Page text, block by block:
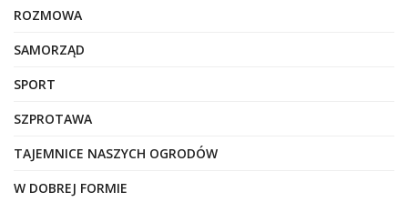
ROZMOWA
SAMORZĄD
SPORT
SZPROTAWA
TAJEMNICE NASZYCH OGRODÓW
W DOBREJ FORMIE